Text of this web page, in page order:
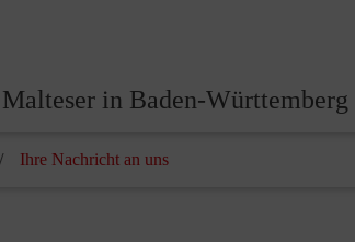
in Baden-Württemberg
Ihre Nachricht an uns